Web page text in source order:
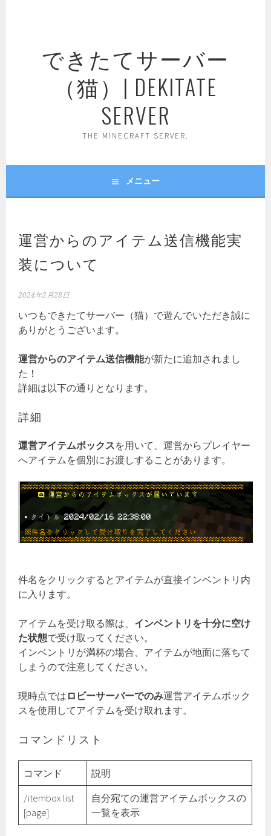
できたてサーバー
（猫）| DEKITATE
SERVER
THE MINECRAFT SERVER.
メニュー
運営からのアイテム送信機能実
装について
2024年2月28日
いつもできたてサーバー（猫）で遊んでいただき誠に
ありがとうございます。
運営からのアイテム送信機能が新たに追加されまし
た！
詳細は以下の通りとなります。
詳細
運営アイテムボックスを用いて、運営からプレイヤー
へアイテムを個別にお渡しすることがあります。
件名をクリックするとアイテムが直接インベントリ内
に入ります。
アイテムを受け取る際は、 インベントリを十分に空け
た状態で受け取ってください。
インベントリが満杯の場合、アイテムが地面に落ちて
しまうので注意してください。
現時点では ロビーサーバーでのみ運営アイテムボック
スを使用してアイテムを受け取れます。
コマンドリスト
コマンド 説明
/itembox list
[page]
自分宛ての運営アイテムボックスの
一覧を表示